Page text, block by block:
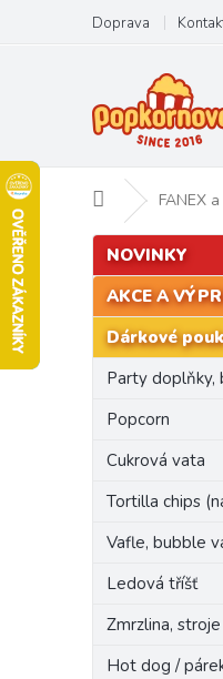
obsah
Doprava
Domů FANEX
P
o
t
Přeskočit
kategorie
NOVINKY
AKCE A
Dárkové
Party doplňky,
Popcorn
Cukrová vata
Tortilla chips
Vafle, bubble
Ledová tříšť
Zmrzlina,
Hot dog /